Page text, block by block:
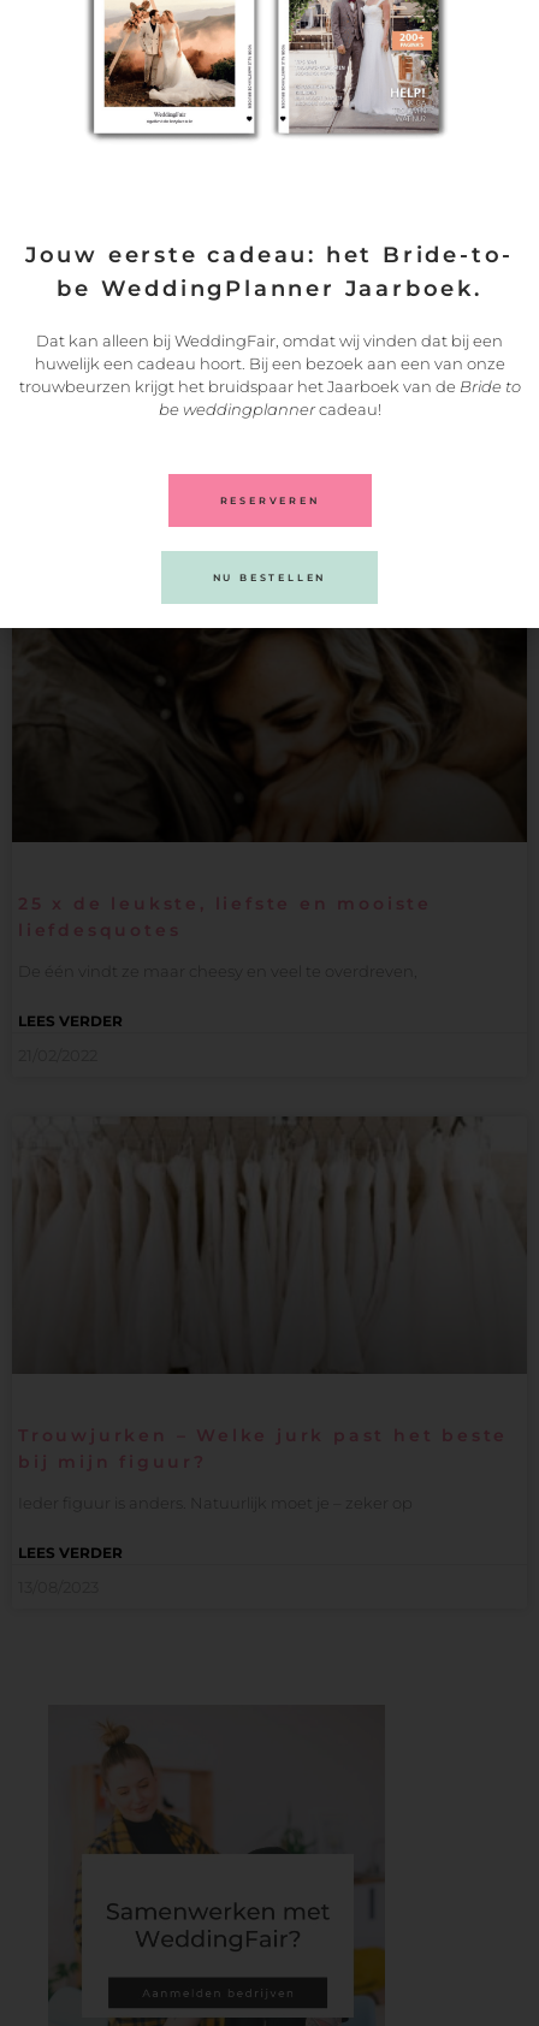
Stukjes natuur op de bruiloft
25 x de leukste, liefste en mooiste
liefdesquotes
De één vindt ze maar cheesy en veel te overdreven,
LEES VERDER
Trouwjurken – Welke jurk past het beste
bij mijn figuur?
Ieder figuur is anders. Natuurlijk moet je – zeker op
LEES VERDER
Jouw eerste cadeau: het Bride-to-
be WeddingPlanner Jaarboek.
Dat kan alleen bij WeddingFair, omdat wij vinden dat bij een
huwelijk een cadeau hoort. Bij een bezoek aan een van onze
trouwbeurzen krijgt het bruidspaar het Jaarboek van de Bride to
be weddingplannercadeau!
RESERVEREN
NU BESTELLEN